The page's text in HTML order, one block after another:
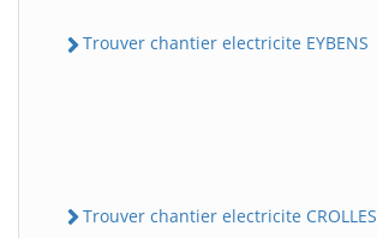
Trouver chantier electricite EYBENS
Trouver chantier electricite CROLLES